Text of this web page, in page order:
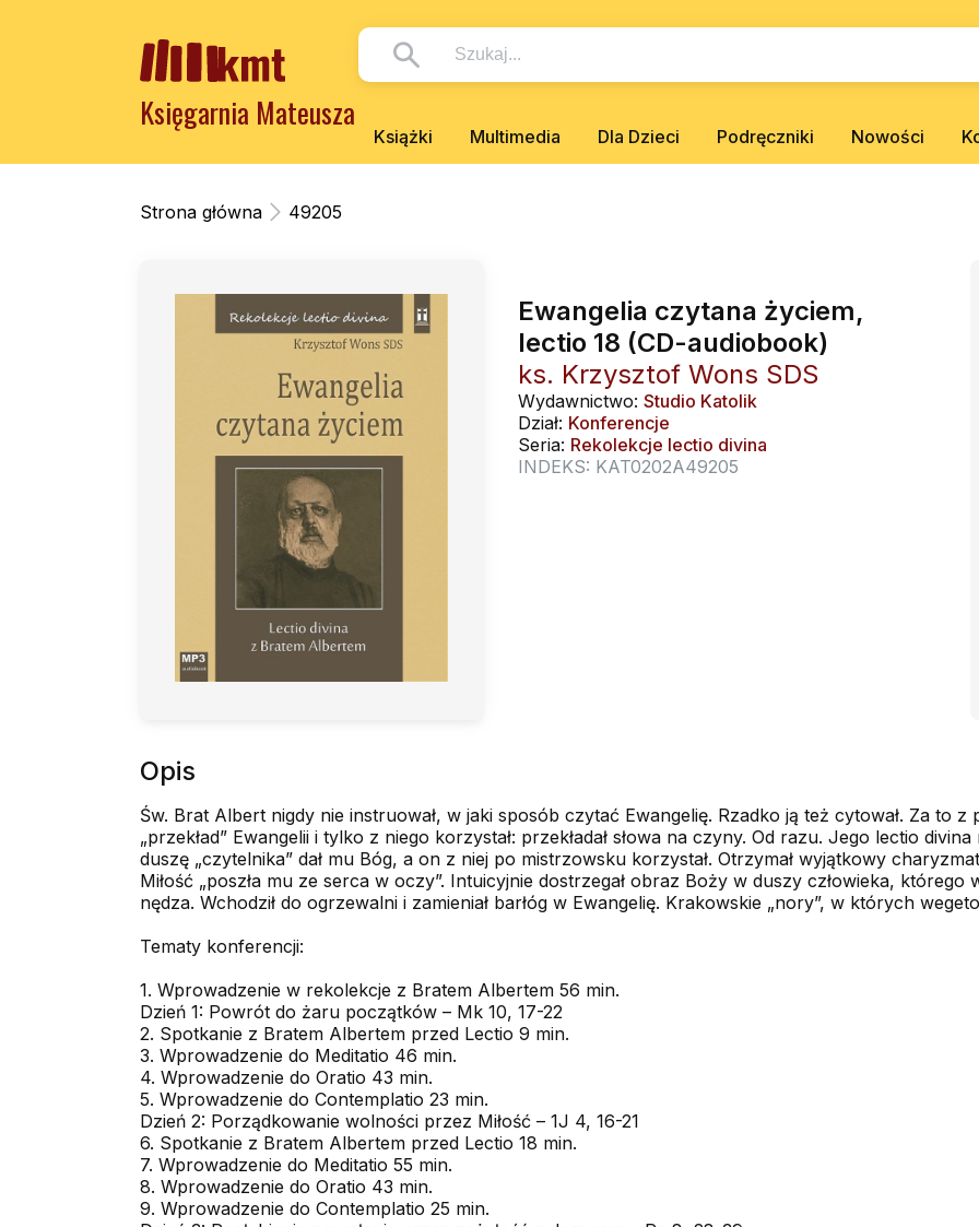
Księgarnia Mateusza
Książki Multimedia Dla Dzieci Podręczniki Nowości
Strona główna 49205
Ewangelia czytana życiem,
lectio 18 (CD-audiobook)
ks. Krzysztof Wons SDS
Wydawnictwo: Studio Katolik
Dział: Konferencje
Seria: Rekolekcje lectio divina
INDEKS: KAT0202A49205
Opis
Św. Brat Albert nigdy nie instruował, w jaki sposób czytać Ewangelię. Rzadko ją też cytował. Za to z
„przekład” Ewangelii i tylko z niego korzystał: przekładał słowa na czyny. Od razu. Jego lectio
duszę „czytelnika” dał mu Bóg, a on z niej po mistrzow­sku korzystał. Otrzymał wyjątkowy
Miłość „poszła mu ze serca w oczy”. Intuicyjnie dostrzegał obraz Boży w duszy człowieka, którego
nędza. Wchodził do ogrzewalni i zamieniał barłóg w Ewangelię. Krakowskie „nory”, w których
Tematy konferencji:
1. Wprowadzenie w rekolekcje z Bratem Albertem 56 min.
Dzień 1: Powrót do żaru początków – Mk 10, 17-22
2. Spotkanie z Bratem Albertem przed Lectio 9 min.
3. Wprowadzenie do Meditatio 46 min.
4. Wprowadzenie do Oratio 43 min.
5. Wprowadzenie do Contemplatio 23 min.
Dzień 2: Porządkowanie wolności przez Miłość – 1J 4, 16-21
6. Spotkanie z Bratem Albertem przed Lectio 18 min.
7. Wprowadzenie do Meditatio 55 min.
8. Wprowadzenie do Oratio 43 min.
9. Wprowadzenie do Contemplatio 25 min.